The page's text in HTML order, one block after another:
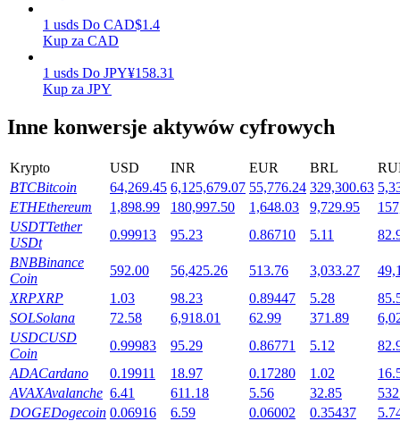
Stawianie
Elastyczne stawianie zakładów, aby zarabiać na popularnych
tokenach
1 usds Do CAD$1.4
Kup za CAD
1 usds Do JPY¥158.31
Kup za JPY
Inne konwersje aktywów cyfrowych
Krypto USD INR EUR BRL
BTCBitcoin 64,269.45 6,125,679.07 55,776.24 329,300.63
ETHEthereum 1,898.99 180,997.50 1,648.03 9,729.95
USDTTether
USDt
0.99913 95.23 0.86710 5.11
BNBBinance
Coin
592.00 56,425.26 513.76 3,033.27
XRPXRP 1.03 98.23 0.89447 5.28
SOLSolana 72.58 6,918.01 62.99 371.89
USDCUSD
Coin
0.99983 95.29 0.86771 5.12
ADACardano 0.19911 18.97 0.17280 1.02
AVAXAvalanche 6.41 611.18 5.56 32.85
DOGEDogecoin 0.06916 6.59 0.06002 0.35437